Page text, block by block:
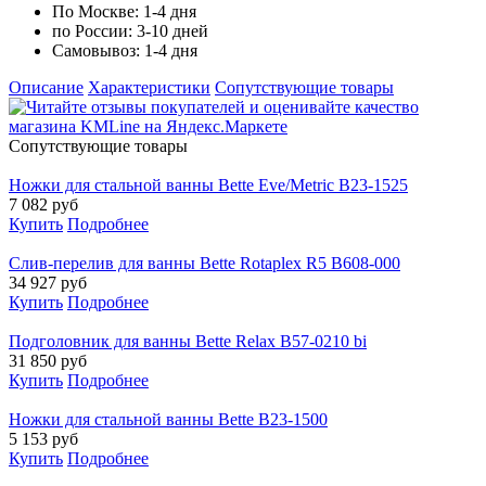
По Москве: 1-4 дня
по России: 3-10 дней
Самовывоз: 1-4 дня
Описание Характеристики Cопутствующие товары
Cопутствующие товары
Ножки для стальной ванны Bette Eve/Metric B23-1525
7 082 руб
Купить Подробнее
Слив-перелив для ванны Bette Rotaplex R5 B608-000
34 927 руб
Купить Подробнее
Подголовник для ванны Bette Relax B57-0210 bi
31 850 руб
Купить Подробнее
Ножки для стальной ванны Bette B23-1500
5 153 руб
Купить Подробнее